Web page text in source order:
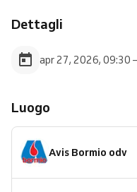
Dettagli
apr 27, 2026, 09:30
Luogo
Avis Bormio odv